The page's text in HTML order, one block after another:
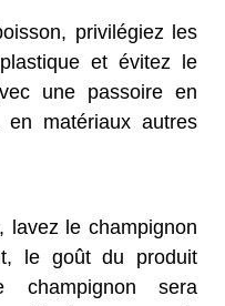
privilégiez les
et évitez le
une passoire en
matériaux autres
lavez le champignon
le goût du produit
sera